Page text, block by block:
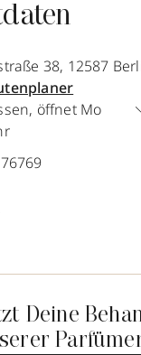
38, 12587
öffnet Mo
Deine